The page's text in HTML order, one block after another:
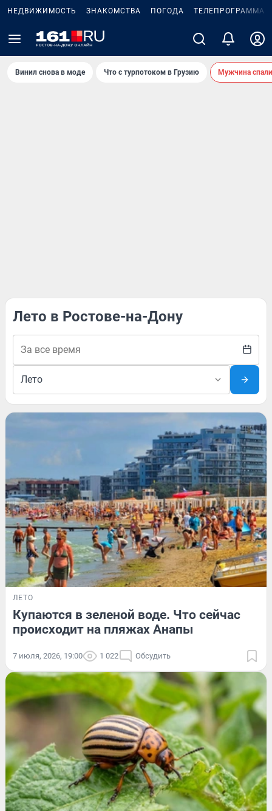
НЕДВИЖИМОСТЬ ЗНАКОМСТВА ПОГОДА ТЕЛЕПРОГРАММА
Винил снова в моде Что с турпотоком в Грузию Мужчина
Лето в Ростове-на-Дону
ЛЕТО
Купаются в зеленой воде. Что сейчас
происходит на пляжах Анапы
7 июля, 2026, 19:00 1 022 Обсудить